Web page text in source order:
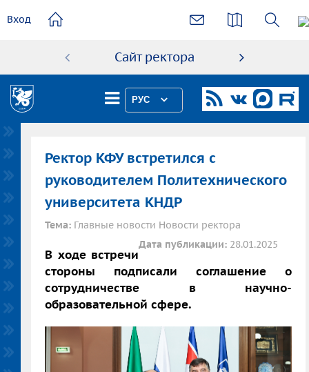
содержанию
Вход
Сайт ректора
РУС
Ректор КФУ встретился с
руководителем Политехнического
университета КНДР
Тема: Главные новости Новости ректора
Дата публикации: 28.01.2025
В ходе встречи
стороны подписали соглашение о
сотрудничестве в научно-
образовательной сфере.